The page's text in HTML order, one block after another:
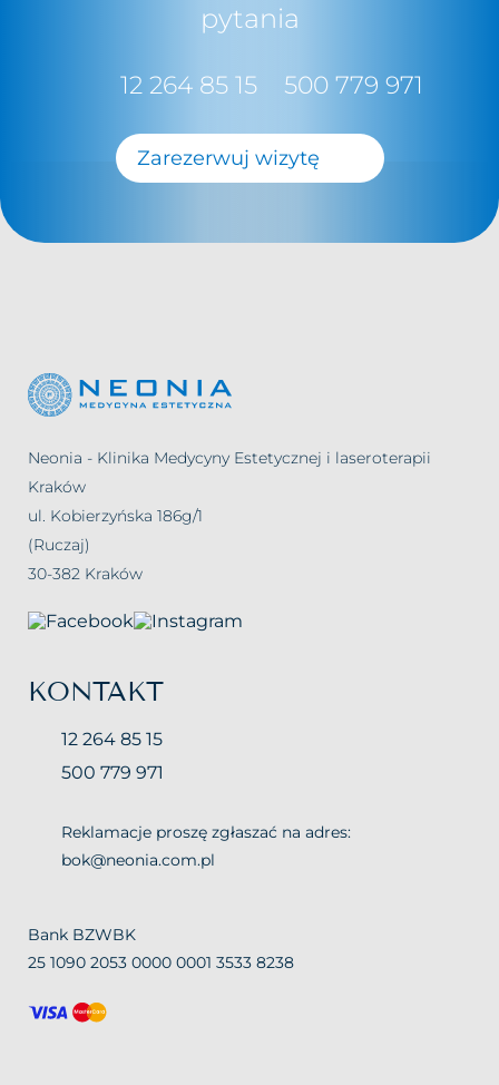
pytania
12 264 85 15 500 779 971
Zarezerwuj wizytę
Neonia - Klinika Medycyny Estetycznej i laseroterapii
Kraków
ul. Kobierzyńska 186g/1
(Ruczaj)
30-382 Kraków
KONTAKT
12 264 85 15
500 779 971
Reklamacje proszę zgłaszać na adres:
bok@neonia.com.pl
Bank BZWBK
25 1090 2053 0000 0001 3533 8238